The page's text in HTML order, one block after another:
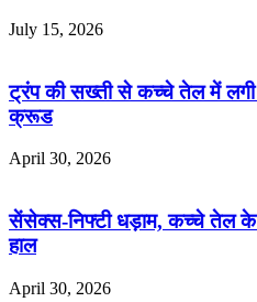
July 15, 2026
ट्रंप की सख्ती से कच्चे तेल में
क्रूड
April 30, 2026
सेंसेक्स-निफ्टी धड़ाम, कच्चे तेल के
हाल
April 30, 2026